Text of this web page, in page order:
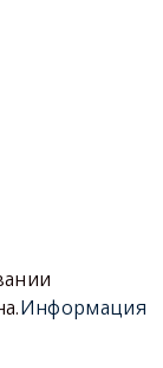
Информация